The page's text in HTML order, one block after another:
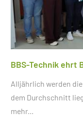
BBS-Technik ehrt
Alljährlich werden
dem Durchschnitt
mehr...